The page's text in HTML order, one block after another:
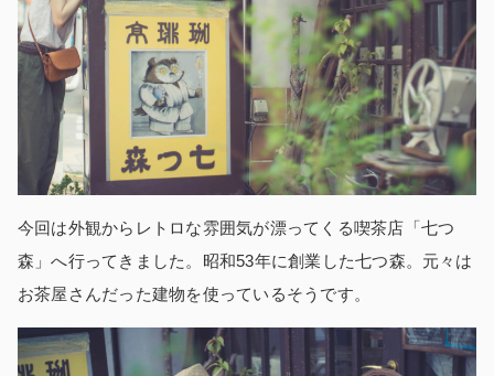
今回は外観からレトロな雰囲気が漂ってくる喫茶店「七つ
森」へ行ってきました。昭和53年に創業した七つ森。元々は
お茶屋さんだった建物を使っているそうです。